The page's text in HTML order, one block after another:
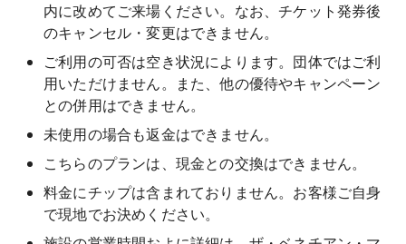
内に改めてご来場ください。なお、チケット発券後
のキャンセル・変更はできません。
ご利用の可否は空き状況によります。団体ではご利
用いただけません。また、他の優待やキャンペーン
との併用はできません。
未使用の場合も返金はできません。
こちらのプランは、現金との交換はできません。
料金にチップは含まれておりません。お客様ご自身
で現地でお決めください。